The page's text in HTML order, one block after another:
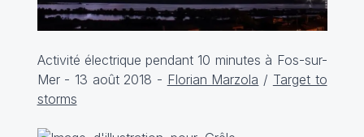
Activité électrique pendant 10 minutes à Fos-sur-
Mer - 13 août 2018 - Florian Marzola / Target to
storms